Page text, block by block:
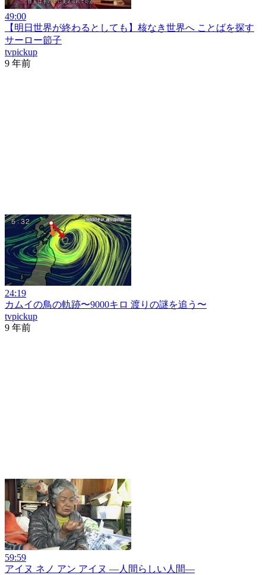
49:00
【明日世界が終わるとしても】核なき世界へ ことばを探す
サーロー節子
tvpickup
9 年前
24:19
カムイの鳥の軌跡〜9000キロ 渡りの謎を追う〜
tvpickup
9 年前
59:59
アイヌ ネノ アン アイヌ ―人間らしい人間―